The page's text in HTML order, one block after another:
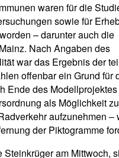
waren für die
sowie für
– darunter auch die
Nach Angaben des
war das Ergebnis der
offenbar ein Grund für
Ende des
als Möglichkeit
aufzunehmen –
der Piktogramme
Steinkrüger am Mittwoch,